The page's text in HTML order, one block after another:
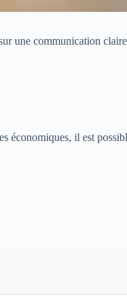
une communication
économiques, il est